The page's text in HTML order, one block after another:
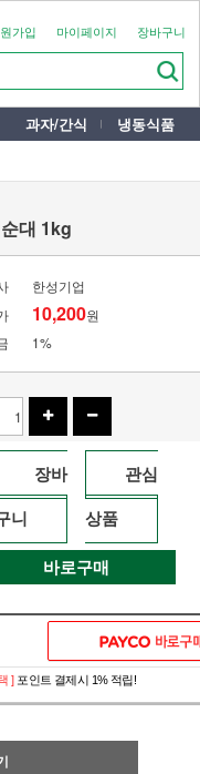
가입 마이페이지 장바구니
과자/간식 냉동식품
대 1kg
한성기업
10,200원
1%
장바
니
관심
상품
바로구매
] 포인트 결제시 1% 적립!